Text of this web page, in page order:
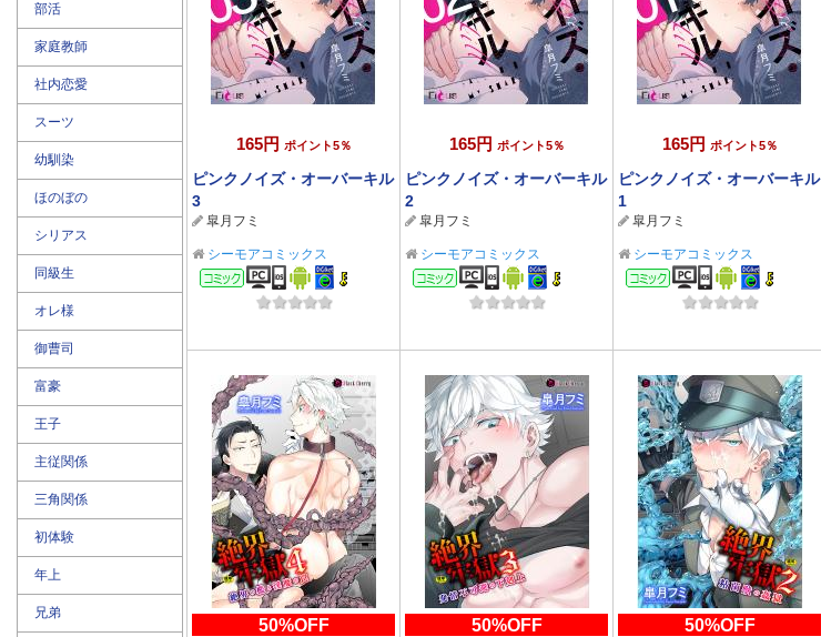
165円 ポイント5％
ピンクノイズ・オーバーキル
3
皐月フミ
シーモアコミックス
コミック
165円 ポイント5％
ピンクノイズ・オーバーキル
2
皐月フミ
シーモアコミックス
コミック
165円 ポイント5％
ピンクノイズ・オーバーキル
1
皐月フミ
シーモアコミックス
コミック
50%OFF
50%OFF
50%OFF
部活
家庭教師
社内恋愛
スーツ
幼馴染
ほのぼの
シリアス
同級生
オレ様
御曹司
富豪
王子
主従関係
三角関係
初体験
年上
兄弟